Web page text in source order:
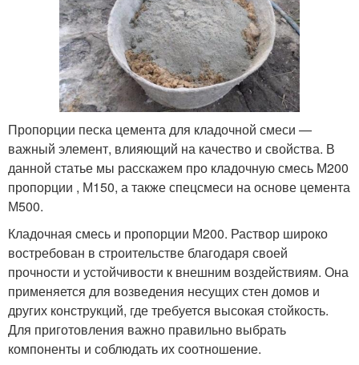
Пропорции песка цемента для кладочной смеси —
важный элемент, влияющий на качество и свойства. В
данной статье мы расскажем про кладочную смесь М200
пропорции , М150, а также спецсмеси на основе цемента
М500.
Кладочная смесь и пропорции М200. Раствор широко
востребован в строительстве благодаря своей
прочности и устойчивости к внешним воздействиям. Она
применяется для возведения несущих стен домов и
других конструкций, где требуется высокая стойкость.
Для приготовления важно правильно выбрать
компоненты и соблюдать их соотношение.